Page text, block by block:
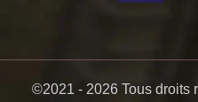
©2021 - 2026 Tous droits